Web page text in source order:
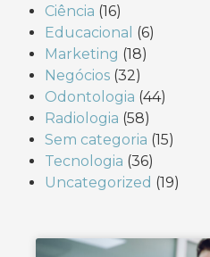
Ciência (16)
Educacional (6)
Marketing (18)
Negócios (32)
Odontologia (44)
Radiologia (58)
Sem categoria (15)
Tecnologia (36)
Uncategorized (19)